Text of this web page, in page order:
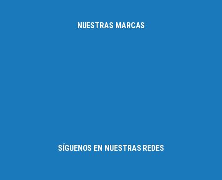
NUESTRAS MARCAS
SÍGUENOS EN NUESTRAS REDES